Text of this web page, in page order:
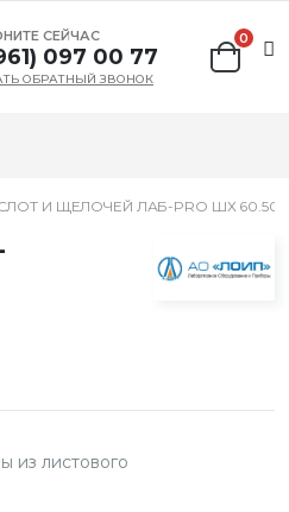
СЕЙЧАС
097 00 77
ОБРАТНЫЙ ЗВОНОК
0
И ЩЕЛОЧЕЙ ЛАБ-PRO ШХ
из листового